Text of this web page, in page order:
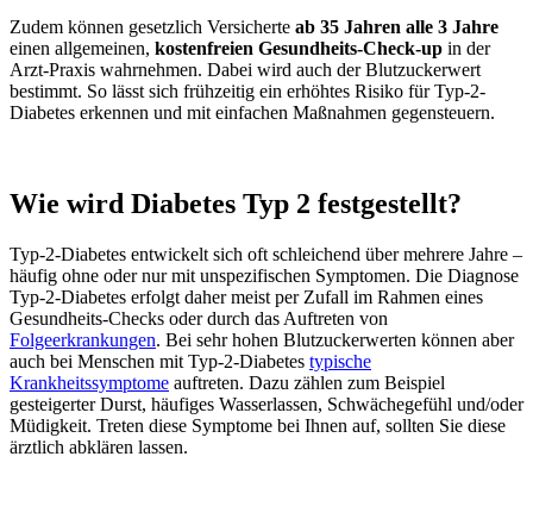
Zudem können gesetzlich Versicherte ab 35 Jahren alle 3 Jahre
einen allgemeinen, kostenfreien Gesundheits-Check-up in der
Arzt-Praxis wahrnehmen. Dabei wird auch der Blutzuckerwert
bestimmt. So lässt sich frühzeitig ein erhöhtes Risiko für Typ-2-
Diabetes erkennen und mit einfachen Maßnahmen gegensteuern.
Wie wird Diabetes Typ 2 festgestellt?
Typ-2-Diabetes entwickelt sich oft schleichend über mehrere Jahre –
häufig ohne oder nur mit unspezifischen Symptomen. Die Diagnose
Typ-2-Diabetes erfolgt daher meist per Zufall im Rahmen eines
Gesundheits-Checks oder durch das Auftreten von
Folgeerkrankungen. Bei sehr hohen Blutzuckerwerten können aber
auch bei Menschen mit Typ-2-Diabetes typische
Krankheitssymptome auftreten. Dazu zählen zum Beispiel
gesteigerter Durst, häufiges Wasserlassen, Schwächegefühl und/oder
Müdigkeit. Treten diese Symptome bei Ihnen auf, sollten Sie diese
ärztlich abklären lassen.